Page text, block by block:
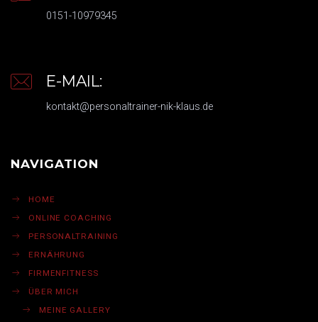
0151-10979345
E-MAIL:
kontakt@personaltrainer-nik-klaus.de
NAVIGATION
HOME
ONLINE COACHING
PERSONALTRAINING
ERNÄHRUNG
FIRMENFITNESS
ÜBER MICH
MEINE GALLERY